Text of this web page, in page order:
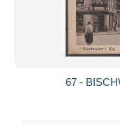
67 -